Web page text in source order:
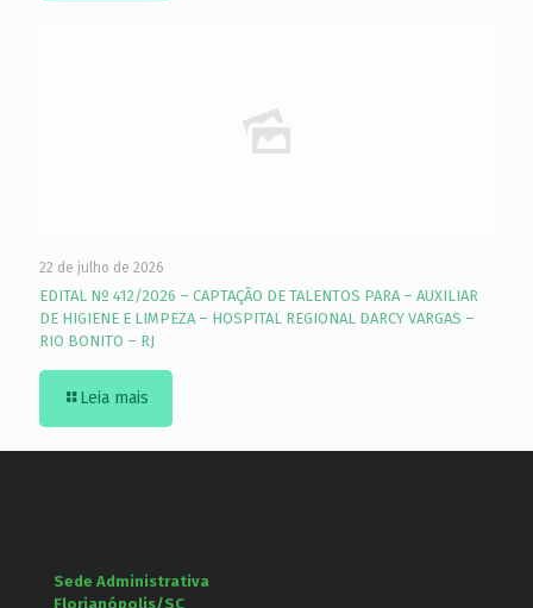
22 de julho de 2026
EDITAL Nº 412/2026 – CAPTAÇÃO DE TALENTOS PARA – AUXILIAR
DE HIGIENE E LIMPEZA – HOSPITAL REGIONAL DARCY VARGAS –
RIO BONITO – RJ
Leia mais
Sede Administrativa
Florianópolis/SC